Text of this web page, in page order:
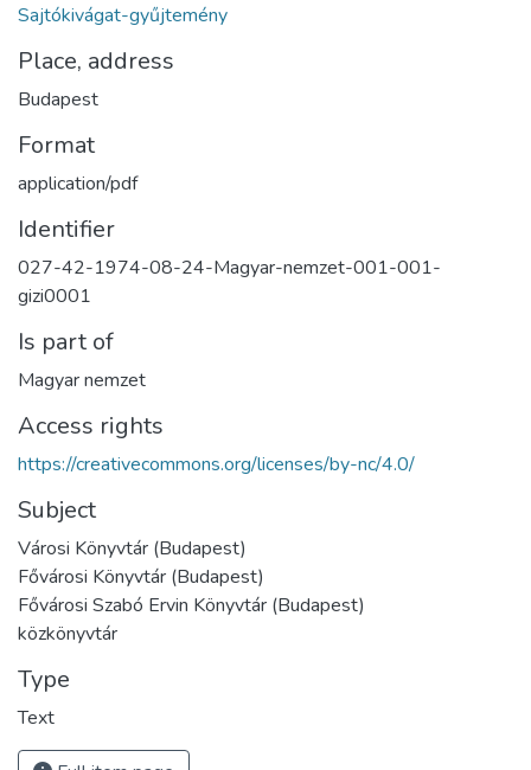
Sajtókivágat-gyűjtemény
Place, address
Budapest
Format
application/pdf
Identifier
027-42-1974-08-24-Magyar-nemzet-001-001-
gizi0001
Is part of
Magyar nemzet
Access rights
https://creativecommons.org/licenses/by-nc/4.0/
Subject
Városi Könyvtár (Budapest)
Fővárosi Könyvtár (Budapest)
Fővárosi Szabó Ervin Könyvtár (Budapest)
közkönyvtár
Type
Text